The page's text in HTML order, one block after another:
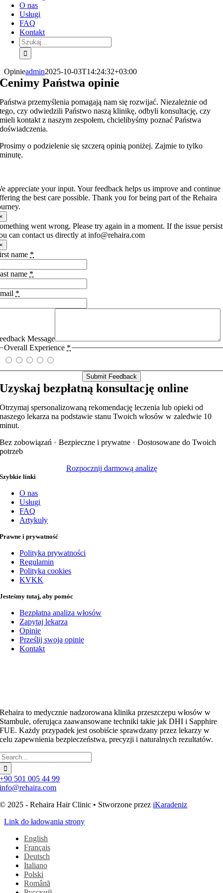
O nas
Usługi
FAQ
Kontakt
Szukaj:
Opinieadmin2025-10-03T14:24:32+03:00
Cenimy Państwa opinie
Państwa przemyślenia pomagają nam się rozwijać. Niezależnie od
tego, czy odwiedzili Państwo naszą klinikę, odbyli konsultację, czy
mieli kontakt z naszym zespołem, chcielibyśmy poznać Państwa
doświadczenia.
Prosimy o podzielenie się szczerą opinią poniżej. Zajmie to tylko
minutę.
appreciate your input. Your feedback helps us improve and continue
the best care possible. Thank you for being part of the Rehaira
went wrong. Please try again in a moment. If the issue
can contact us directly at info@rehaira.com
name *
name *
*
Message
Overall Experience *
Submit Feedback
Uzyskaj bezpłatną konsultację online
Otrzymaj spersonalizowaną rekomendację leczenia lub opieki od
naszego lekarza na podstawie stanu Twoich włosów w zaledwie 10
minut.
Bez zobowiązań • Bezpieczne i prywatne • Dostosowane do Twoich
potrzeb
Rozpocznij darmową analizę
Szybkie linki
O nas
Usługi
FAQ
Artykuły
Prawne i prywatność
Polityka prywatności
Regulamin
Polityka cookies
KVKK
Jesteśmy tutaj, aby pomóc
Bezpłatna analiza włosów
Zapytaj lekarza
Opinie
Prześlij swoją opinię
Kontakt
Rehaira to medycznie nadzorowana klinika przeszczepu włosów w
Stambule, oferująca zaawansowane techniki takie jak DHI i Sapphire
FUE. Każdy przypadek jest osobiście sprawdzany przez lekarzy w
celu zapewnienia bezpieczeństwa, precyzji i naturalnych rezultatów.
+90 501 005 44 99
info@rehaira.com
© 2025 - Rehaira Hair Clinic • Stworzone przeziKaradeniz
Link do ładowania strony
English
Français
Deutsch
Italiano
Polski
Română